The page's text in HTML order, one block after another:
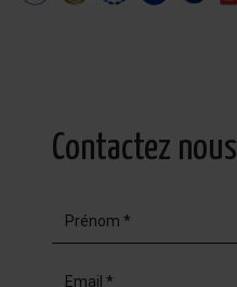
Contactez nous